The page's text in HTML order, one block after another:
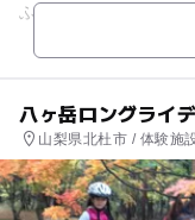
ふれあいが楽しめま
と珍しい「子羊のミ
八ヶ岳ロングライ
山梨県北杜市 / 体験施